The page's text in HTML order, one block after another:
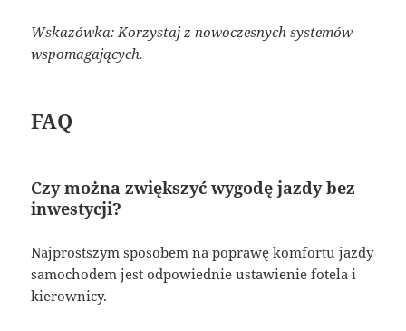
Wskazówka: Korzystaj z nowoczesnych systemów
wspomagających.
FAQ
Czy można zwiększyć wygodę jazdy bez
inwestycji?
Najprostszym sposobem na poprawę komfortu jazdy
samochodem jest odpowiednie ustawienie fotela i
kierownicy.